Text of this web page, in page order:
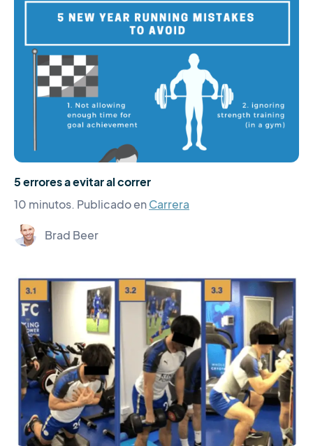
5 errores a evitar al correr
10 minutos. Publicado enCarrera
Brad Beer